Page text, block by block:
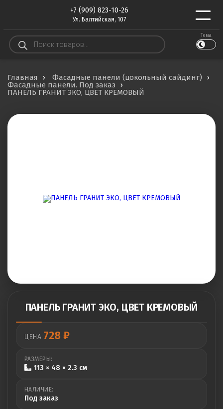
+7 (909) 823-10-26
Ул. Балтийская, 107
Поиск
товаров
Тема
Главная
Фасадные панели (цокольный сайдинг)
Фасадные панели. Под заказ
ПАНЕЛЬ ГРАНИТ ЭКО, ЦВЕТ КРЕМОВЫЙ
ПАНЕЛЬ ГРАНИТ ЭКО, ЦВЕТ КРЕМОВЫЙ
ЦЕНА:728₽
РАЗМЕРЫ:
113 × 48 × 2.3 см
НАЛИЧИЕ:
Под заказ